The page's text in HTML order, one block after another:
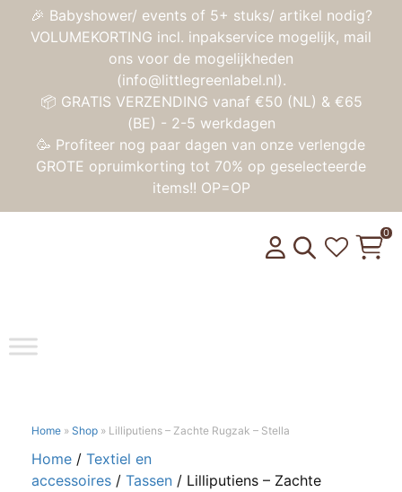
🎉 Babyshower/ events of 5+ stuks/ artikel nodig?
VOLUMEKORTING incl. inpakservice mogelijk, mail
ons voor de mogelijkheden
(info@littlegreenlabel.nl).
📦 GRATIS VERZENDING vanaf €50 (NL) & €65
(BE) - 2-5 werkdagen
🥳 Profiteer nog paar dagen van onze verlengde
GROTE opruimkorting tot 70% op geselecteerde
items!! OP=OP
Toggle
0
Home » Shop » Lilliputiens – Zachte Rugzak – Stella
Home / Textiel en
accessoires / Tassen / Lilliputiens – Zachte